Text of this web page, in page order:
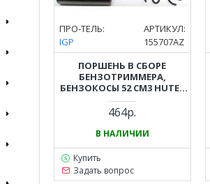
ПРО-ТЕЛЬ:
IGP
АРТИКУЛ:
155707AZ
ПОРШЕНЬ В СБОРЕ
БЕНЗОТРИММЕРА,
БЕНЗОКОСЫ 52 СМ3 HUTER
GGT1900 S/T, GGT2500 S/T,
GGT2900 S/T, CARVER GBC-
052, STURM BT8952D,
BT9152BL, ДИОЛД ТБ-2-52,
(ДИАМЕТР 44 ММ)
464р.
В НАЛИЧИИ
Купить
Задать вопрос